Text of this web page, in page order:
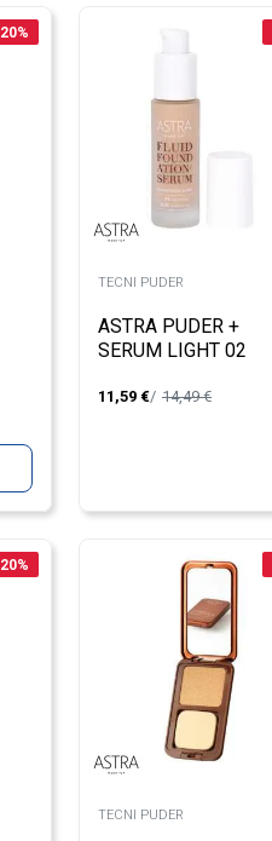
20%
TECNI PUDER
ASTRA PUDER +
SERUM LIGHT 02
11,59 € 14,49€
20%
TECNI PUDER